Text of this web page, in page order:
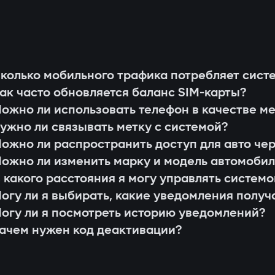
AES128, которую невозможно
ключа.
система ищет метку владельца. Если её
через приложение Gazer Car.
автомобиля
шинам, понимает внутренние команды
передач, зажигание или топливную
доступа для членов семьи или сервисных
или обновлении прошивки (Smart
4G LTE;
через приложение Gazer Car;
3-летней поддержки.
мобильного трафика потребляет
часто обновляется баланс SIM-карты?
ли использовать телефон в качестве
ли связывать метку с системой?
ли распространить доступ для авто
ли изменить марку и модель
расстояния я могу управлять
ли я выбирать, какие уведомления
ли я посмотреть историю уведомлений?
нужен код деактивации?